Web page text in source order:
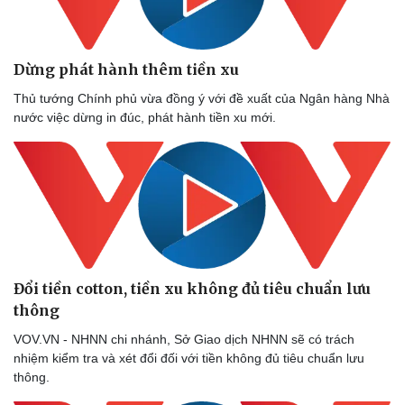
Dừng phát hành thêm tiền xu
Thủ tướng Chính phủ vừa đồng ý với đề xuất của Ngân hàng Nhà
nước việc dừng in đúc, phát hành tiền xu mới.
Đổi tiền cotton, tiền xu không đủ tiêu chuẩn lưu
thông
VOV.VN - NHNN chi nhánh, Sở Giao dịch NHNN sẽ có trách
nhiệm kiểm tra và xét đổi đối với tiền không đủ tiêu chuẩn lưu
thông.